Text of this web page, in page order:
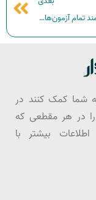
برگزاری هوشمند تمام آزمون‌های سراسری تا سال ۱۴۰۳
شما کمک کنند در
در هر مقطعی که
بیشتر با